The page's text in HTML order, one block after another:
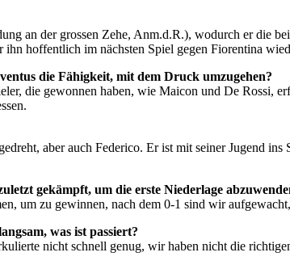
an der grossen Zehe, Anm.d.R.), wodurch er die
hoffentlich im nächsten Spiel gegen Fiorentina
die Fähigkeit, mit dem Druck umzugehen?
die gewonnen haben, wie Maicon und De Rossi,
aber auch Federico. Er ist mit seiner Jugend ins
gekämpft, um die erste Niederlage
um zu gewinnen, nach dem 0-1 sind wir
was ist passiert?
nicht schnell genug, wir haben nicht die